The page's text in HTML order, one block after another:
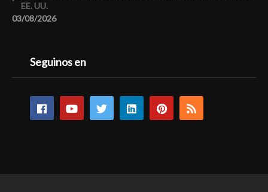
EE. UU.
03/08/2026
Seguinos en